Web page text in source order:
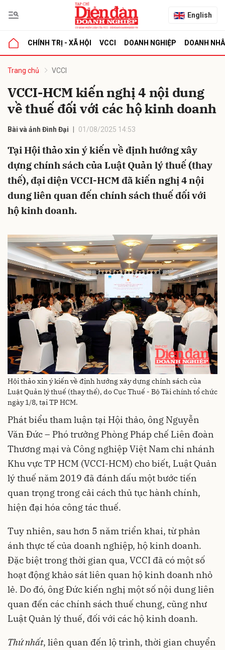
English
CHÍNH TRỊ - XÃ HỘI VCCI DOANH NGHIỆP DOANH
Trang chủ VCCI
VCCI-HCM kiến nghị 4 nội dung
về thuế đối với các hộ kinh doanh
Bài và ảnh Đình Đại 01/08/2025 14:53
Tại Hội thảo xin ý kiến về định hướng xây
dựng chính sách của Luật Quản lý thuế (thay
thế), đại diện VCCI-HCM đã kiến nghị 4 nội
dung liên quan đến chính sách thuế đối với
hộ kinh doanh.
Hội thảo xin ý kiến về định hướng xây dựng chính sách của
Luật Quản lý thuế (thay thế), do Cục Thuế - Bộ Tài chính tổ chức
ngày 1/8, tại TP HCM.
Phát biểu tham luận tại Hội thảo, ông Nguyễn
Văn Đức – Phó trưởng Phòng Pháp chế Liên đoàn
Thương mại và Công nghiệp Việt Nam chi nhánh
Khu vực TP HCM (VCCI-HCM) cho biết, Luật Quản
lý thuế năm 2019 đã đánh dấu một bước tiến
quan trọng trong cải cách thủ tục hành chính,
hiện đại hóa công tác thuế.
Tuy nhiên, sau hơn 5 năm triển khai, từ phản
ánh thực tế của doanh nghiệp, hộ kinh doanh.
Đặc biệt trong thời gian qua, VCCI đã có một số
hoạt động khảo sát liên quan hộ kinh doanh nhỏ
lẻ. Do đó, ông Đức kiến nghị một số nội dung liên
quan đến các chính sách thuế chung, cũng như
Luật Quản lý thuế, đối với các hộ kinh doanh.
Thứ nhất, liên quan đến lộ trình, thời gian chuyển
luận
Hủy